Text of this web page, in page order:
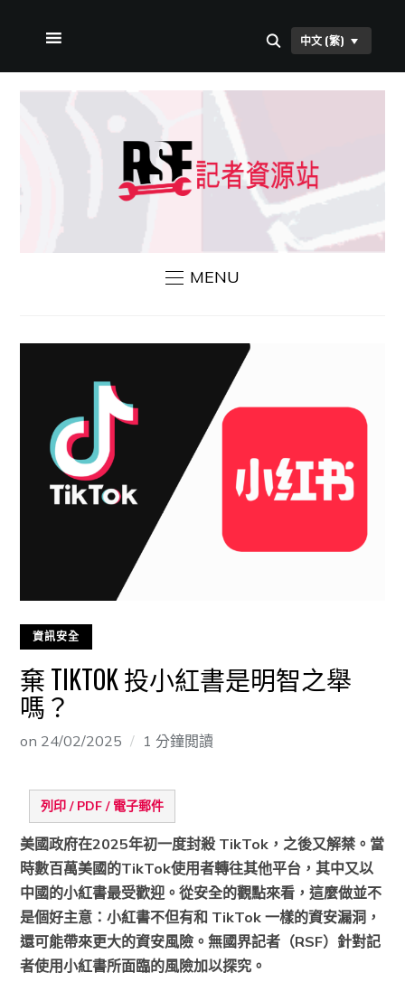
首頁
中文 (繁)
MENU
資訊安全
棄 TIKTOK 投小紅書是明智之舉
嗎？
on 24/02/2025 1 分鐘閲讀
列印 / PDF / 電子郵件
美國政府在2025年初一度封殺 TikTok，之後又解禁。當
時數百萬美國的TikTok使用者轉往其他平台，其中又以
中國的小紅書最受歡迎。從安全的觀點來看，這麼做並不
是個好主意：小紅書不但有和 TikTok 一樣的資安漏洞，
還可能帶來更大的資安風險。無國界記者（RSF）針對記
者使用小紅書所面臨的風險加以探究。